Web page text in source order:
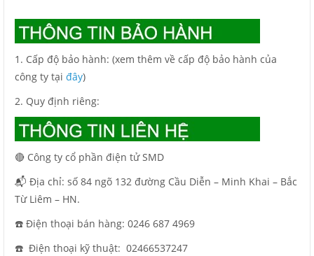
1. Cấp độ bảo hành: (xem thêm về cấp độ bảo hành của
công ty tại đây)
2. Quy định riêng:
🔴 Công ty cổ phần điện tử SMD
📬 Địa chỉ: số 84 ngõ 132 đường Cầu Diễn – Minh Khai – Bắc
Từ Liêm – HN.
☎️ Điện thoại bán hàng: 0246 687 4969
☎️ Điện thoại kỹ thuật: 02466537247